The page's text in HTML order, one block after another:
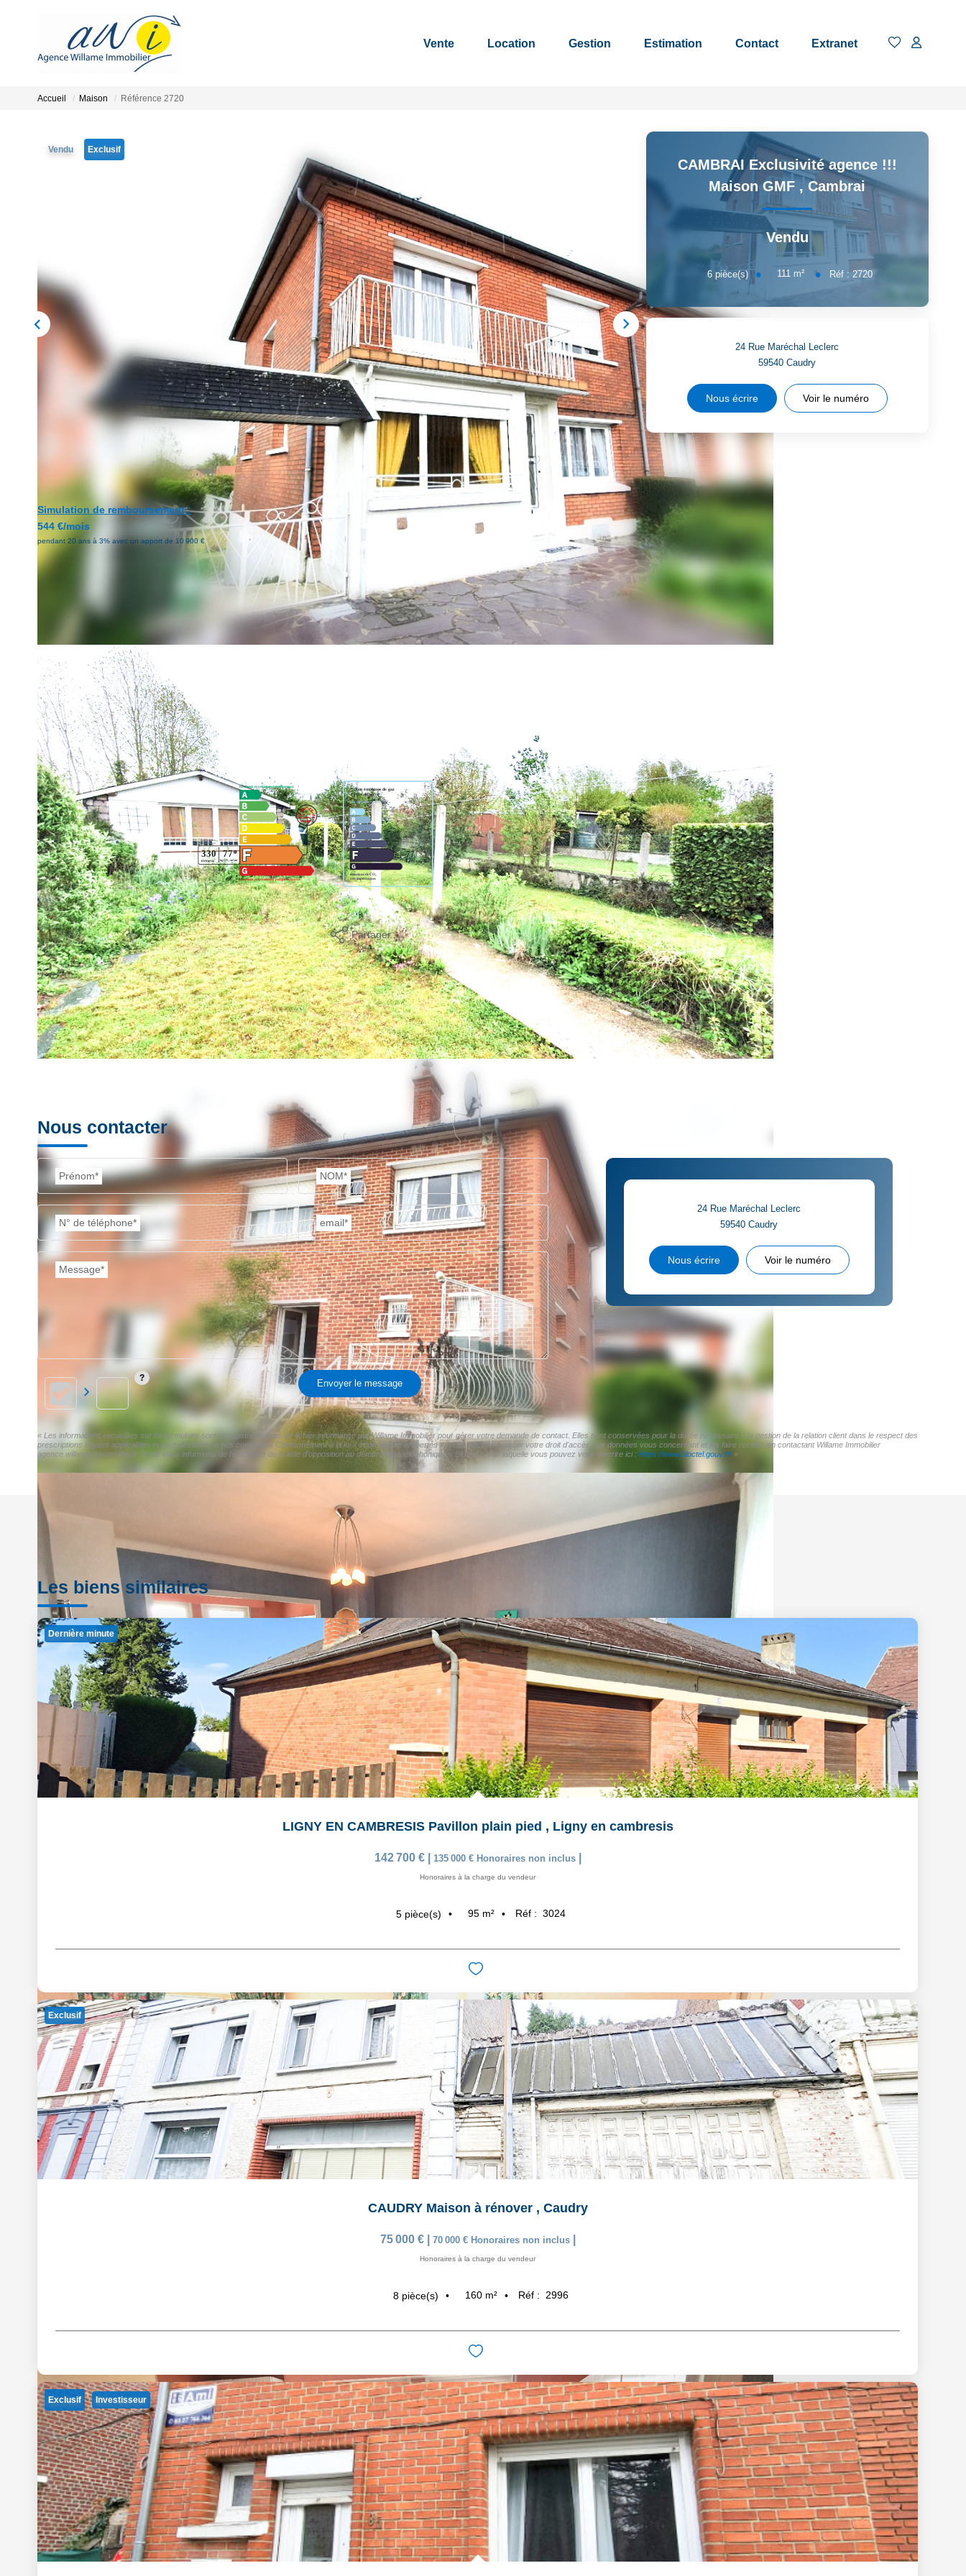
Vente Location Gestion Estimation Contact Extranet
Accueil Maison Référence 2720
Vendu Exclusif
Simulation de remboursement :
544 €/mois
pendant 20 ans à 3% avec un apport de 10 900 €
Description
Economisez entre -20% et 60% de frais d'agence par rapport à la concurrence !!!!
Ent. sur vestibule, un séjour-cuisine ouverte avec meubles, un salon ou chambre, une salle d'eau, un w.c.
Etage : Palier, 3 chs, un bureau (ou chambre), un w.c., un grenier aménageable.
C/C au gaz, grand garage avec accès 2 rues, terrain clos en pelouse sur 497 m², QUARTIER PRISE !!!!
Prix : 109 000 € net vendeur + 5 732 € honoraires charges acquéreurs
Diagnostics énergétiques
Imprimer Partager Calculer mon budget
Nos honoraires
CAMBRAI Exclusivité agence !!!
Maison GMF ,Cambrai
Vendu
6pièce(s) 111 m² Réf :2720
24 Rue Maréchal Leclerc
59540Caudry
Nous écrire Voir le numéro
Nous contacter
Prénom* NOM*
N° de téléphone* email*
Message*
Envoyer le message
24 Rue Maréchal Leclerc
59540Caudry
Nous écrire Voir le numéro
« Les informations recueillies sur ce formulaire sont enregistrées dans un fichier informatisé par Willame Immobilier pour gérer votre demande de contact. Elles sont conservées pour la durée nécessaire à la gestion de la relation client dans le respect des
prescriptions légales applicables et sont destinées à nos conseillers Conformément à la loi « informatique et libertés », vous pouvez exercer votre droit d'accès aux données vous concernant et les faire rectifier en contactant Willame Immobilier
agence.willame@wanadoo.fr. Nous vous informons de l'existence de la liste d'opposition au démarchage téléphonique « Bloctel », sur laquelle vous pouvez vous inscrire ici : https://www.bloctel.gouv.fr/»
Les biens similaires
Dernière minute
LIGNY EN CAMBRESIS Pavillon plain pied , Ligny en cambresis
142 700 € 135 000 € Honoraires non inclus
Honoraires à la charge du vendeur
5 pièce(s) 95 m² Réf : 3024
Exclusif
CAUDRY Maison à rénover , Caudry
75 000 € 70 000 € Honoraires non inclus
Honoraires à la charge du vendeur
8 pièce(s) 160 m² Réf : 2996
Exclusif Investisseur